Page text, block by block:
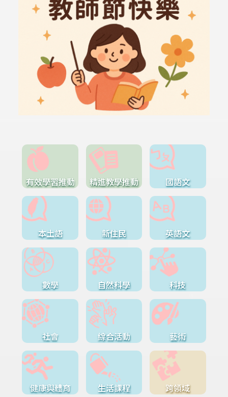
有效學習推動 精進教學推動 國語文
本土語 新住民 英語文
數學 自然科學 科技
社會 綜合活動 藝術
健康與體育 生活課程 跨領域